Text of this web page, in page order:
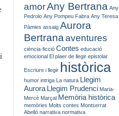
amorAny Bertrana Any
Pedrolo Any Pompeu Fabra Any Teresa
Pàmies assaig Aurora
Bertranaaventures
ciència-ficció Contes educació
emocional El plaer de llegir epistolar
Escriure i llegir històrica
humor intriga La natura Llegim
Aurora Llegim Prudenci Maria-
Mercè Marçal Memòria històrica
memòries Molts contes Montserrat
Abelló narrativa normativa